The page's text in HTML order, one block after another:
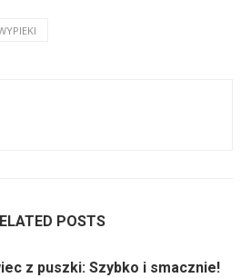
POSTS
z puszki: Szybko i smacznie!